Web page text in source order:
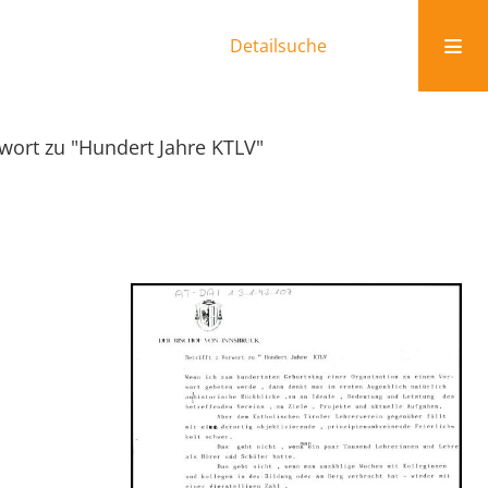
Detailsuche
zu "Hundert Jahre KTLV"